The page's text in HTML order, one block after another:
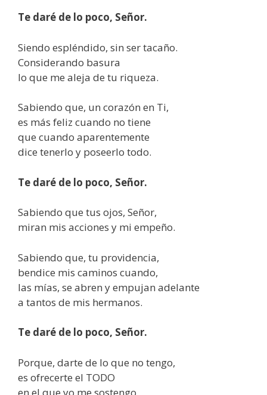
Te daré de lo poco, Señor.
Siendo espléndido, sin ser tacaño.
Considerando basura
lo que me aleja de tu riqueza.
Sabiendo que, un corazón en Ti,
es más feliz cuando no tiene
que cuando aparentemente
dice tenerlo y poseerlo todo.
Te daré de lo poco, Señor.
Sabiendo que tus ojos, Señor,
miran mis acciones y mi empeño.
Sabiendo que, tu providencia,
bendice mis caminos cuando,
las mías, se abren y empujan adelante
a tantos de mis hermanos.
Te daré de lo poco, Señor.
Porque, darte de lo que no tengo,
es ofrecerte el TODO
en el que yo me sostengo